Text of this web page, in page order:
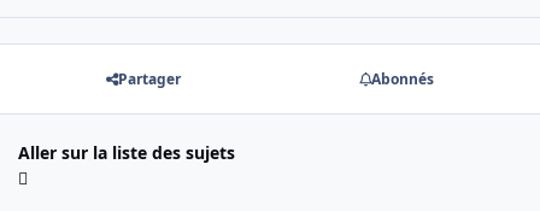
Partager Abonnés
Aller sur la liste des sujets